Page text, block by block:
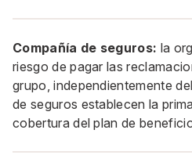
Compañía de seguros: la
riesgo de pagar las
grupo, independientemente
de seguros establecen la
cobertura del plan de